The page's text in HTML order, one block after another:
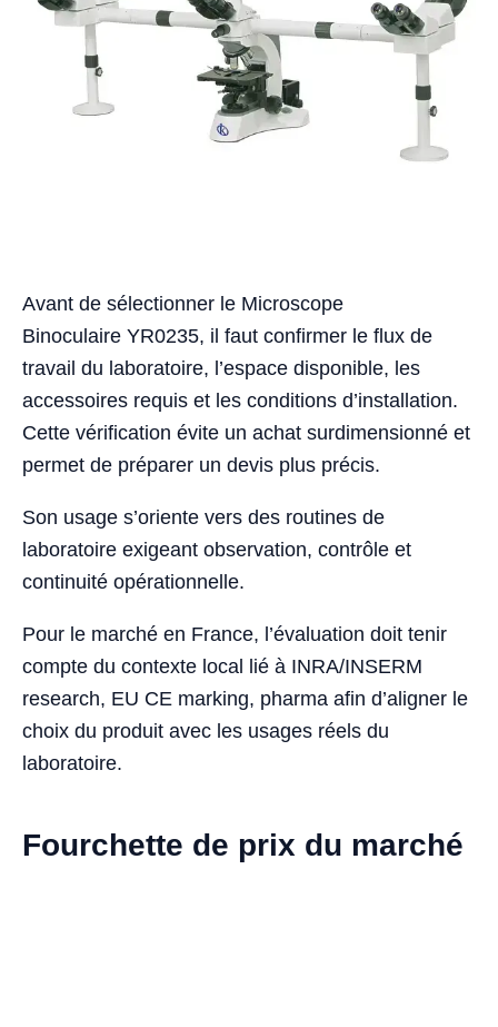
Avant de sélectionner le Microscope
Binoculaire YR0235, il faut confirmer le flux de
travail du laboratoire, l’espace disponible, les
accessoires requis et les conditions d’installation.
Cette vérification évite un achat surdimensionné et
permet de préparer un devis plus précis.
Son usage s’oriente vers des routines de
laboratoire exigeant observation, contrôle et
continuité opérationnelle.
Pour le marché en France, l’évaluation doit tenir
compte du contexte local lié à INRA/INSERM
research, EU CE marking, pharma afin d’aligner le
choix du produit avec les usages réels du
laboratoire.
Fourchette de prix du marché